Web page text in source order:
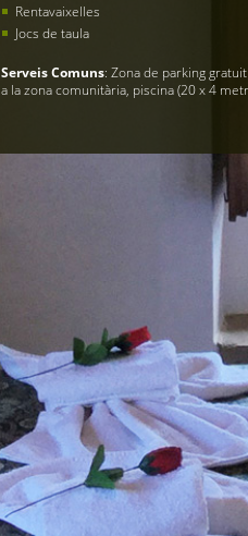
Rentavaixelles
Jocs de taula
Serveis Comuns: Zona de parking
a la zona comunitària, piscina (20 x 4